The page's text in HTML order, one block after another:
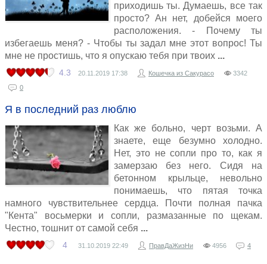
приходишь ты. Думаешь, все так
просто? Ан нет, добейся моего
расположения. - Почему ты
избегаешь меня? - Чтобы ты задал мне этот вопрос! Ты
мне не простишь, что я опускаю тебя при твоих
4.3 20.11.2019 17:38 Кошечка из Сакурасо
3342
0
Я в последний раз люблю
Как же больно, черт возьми. А
знаете, еще безумно холодно.
Нет, это не сопли про то, как я
замерзаю без него. Сидя на
бетонном крыльце, невольно
понимаешь, что пятая точка
намного чувствительнее сердца. Почти полная пачка
"Кента" восьмерки и сопли, размазанные по щекам.
Честно, тошнит от самой себя
4 31.10.2019 22:49 ПравДаЖизНи 4956 4